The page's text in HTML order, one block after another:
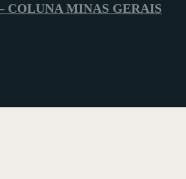
COLUNA MINAS GERAIS